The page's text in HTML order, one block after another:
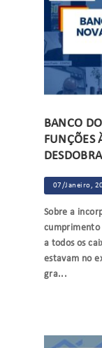
BANCO
FUNÇÕES
07/Janeiro,
Sobre a
a todos os
estavam no
gra...